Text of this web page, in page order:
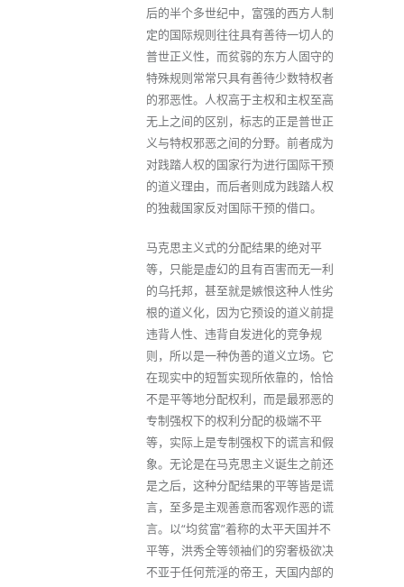
后的半个多世纪中，富强的西方人制
定的国际规则往往具有善待一切人的
普世正义性，而贫弱的东方人固守的
特殊规则常常只具有善待少数特权者
的邪恶性。人权高于主权和主权至高
无上之间的区别，标志的正是普世正
义与特权邪恶之间的分野。前者成为
对践踏人权的国家行为进行国际干预
的道义理由，而后者则成为践踏人权
的独裁国家反对国际干预的借口。
马克思主义式的分配结果的绝对平
等，只能是虚幻的且有百害而无一利
的乌托邦，甚至就是嫉恨这种人性劣
根的道义化，因为它预设的道义前提
违背人性、违背自发进化的竞争规
则，所以是一种伪善的道义立场。它
在现实中的短暂实现所依靠的，恰恰
不是平等地分配权利，而是最邪恶的
专制强权下的权利分配的极端不平
等，实际上是专制强权下的谎言和假
象。无论是在马克思主义诞生之前还
是之后，这种分配结果的平等皆是谎
言，至多是主观善意而客观作恶的谎
言。以“均贫富”着称的太平天国并不
平等，洪秀全等领袖们的穷奢极欲决
不亚于任何荒淫的帝王，天国内部的